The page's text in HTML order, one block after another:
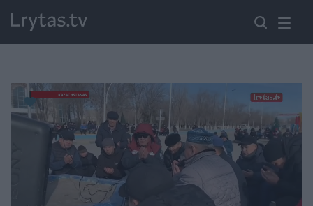
Paremkite Ukrainą